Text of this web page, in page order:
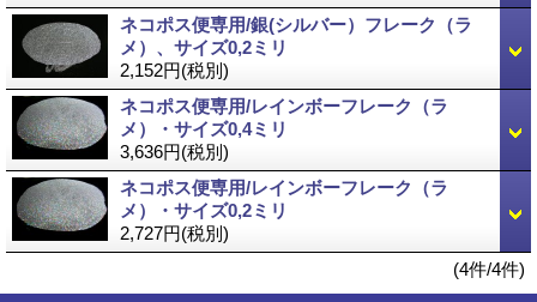
ネコポス便専用/銀(シルバー）フレーク（ラ
メ）、サイズ0,2ミリ
2,152円(税別)
ネコポス便専用/レインボーフレーク（ラ
メ）・サイズ0,4ミリ
3,636円(税別)
ネコポス便専用/レインボーフレーク（ラ
メ）・サイズ0,2ミリ
2,727円(税別)
(4件/4件)